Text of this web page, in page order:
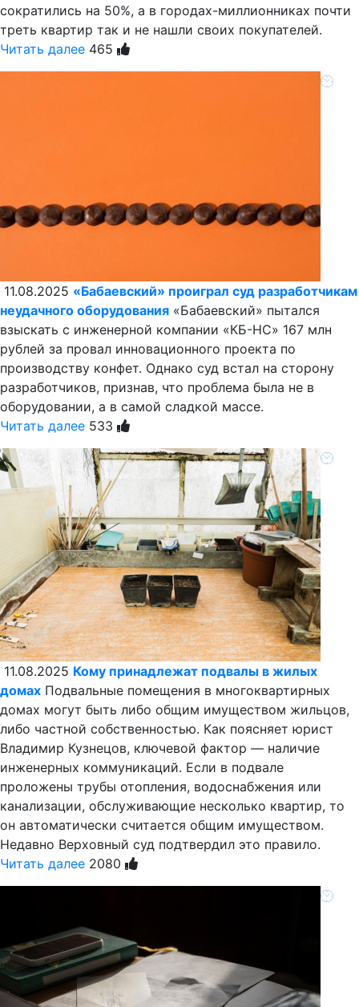
сократились на 50%, а в городах-миллионниках почти
треть квартир так и не нашли своих покупателей.
Читать далее 465
11.08.2025 «Бабаевский» проиграл суд разработчикам
неудачного оборудования «Бабаевский» пытался
взыскать с инженерной компании «КБ-НС» 167 млн
рублей за провал инновационного проекта по
производству конфет. Однако суд встал на сторону
разработчиков, признав, что проблема была не в
оборудовании, а в самой сладкой массе.
Читать далее 533
11.08.2025 Кому принадлежат подвалы в жилых
домах Подвальные помещения в многоквартирных
домах могут быть либо общим имуществом жильцов,
либо частной собственностью. Как поясняет юрист
Владимир Кузнецов, ключевой фактор — наличие
инженерных коммуникаций. Если в подвале
проложены трубы отопления, водоснабжения или
канализации, обслуживающие несколько квартир, то
он автоматически считается общим имуществом.
Недавно Верховный суд подтвердил это правило.
Читать далее 2080